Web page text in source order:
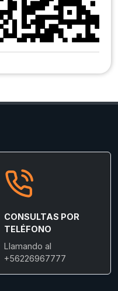
CONSULTAS POR
TELÉFONO
Llamando al
+56226967777